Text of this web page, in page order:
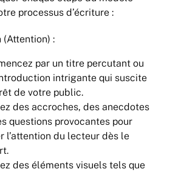
processus d’écriture :
:
par un titre percutant ou
intrigante qui suscite
de votre public.
des accroches, des anecdotes
questions provocantes pour
l’attention du lecteur dès le
des éléments visuels tels que